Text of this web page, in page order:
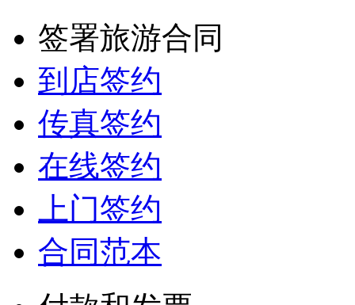
签署旅游合同
到店签约
传真签约
在线签约
上门签约
合同范本